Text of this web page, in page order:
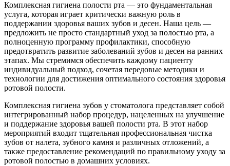
Комплексная гигиена полости рта — это фундаментальная
услуга, которая играет критически важную роль в
поддержании здоровья ваших зубов и десен. Наша цель —
предложить не просто стандартный уход за полостью рта, а
полноценную программу профилактики, способную
предотвратить развитие заболеваний зубов и десен на ранних
этапах. Мы стремимся обеспечить каждому пациенту
индивидуальный подход, сочетая передовые методики и
технологии для достижения оптимального состояния здоровья
ротовой полости.
Комплексная гигиена зубов у стоматолога представляет собой
интегрированный набор процедур, нацеленных на улучшение
и поддержание здоровья вашей полости рта. В этот набор
мероприятий входит тщательная профессиональная чистка
зубов от налета, зубного камня и различных отложений, а
также предоставление рекомендаций по правильному уходу за
ротовой полостью в домашних условиях.